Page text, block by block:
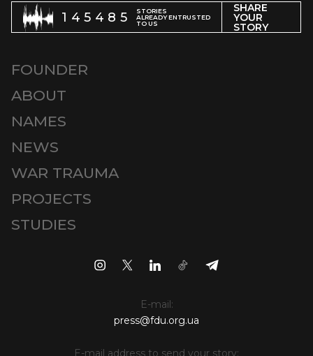
145485
STORIES
ALREADY ENTRUSTED
TO US
SHARE
YOUR
STORY
FOUNDER
ABOUT
NAMES
NEWS
WAR TRAUMA
PROJECTS
STUDIES
E-mail:
press@fdu.org.ua